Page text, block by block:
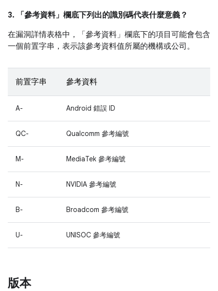
3. 「參考資料」 欄底下列出的識別碼代表什麼意義？
在漏洞詳情表格中，「參考資料」 欄底下的項目可能會包含
一個前置字串，表示該參考資料值所屬的機構或公司。
前置字串 參考資料
A- Android 錯誤 ID
QC- Qualcomm 參考編號
M- MediaTek 參考編號
N- NVIDIA 參考編號
B- Broadcom 參考編號
U- UNISOC 參考編號
版本